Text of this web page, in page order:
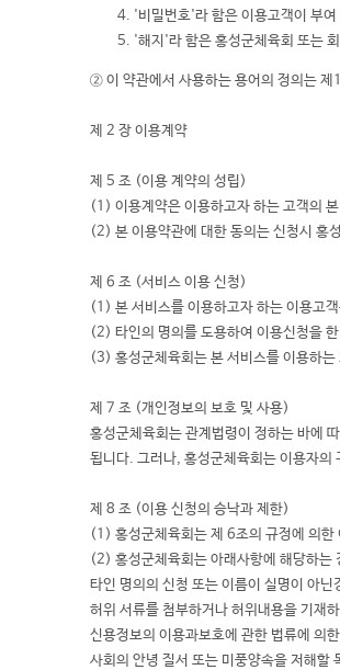
'비밀번호'라 함은 이용고객이 부
'해지'라 함은 홍성군체육회 또는
② 이 약관에서 사용하는 용어의 정의는 제
제 2 장 이용계약
제 5 조 (이용 계약의 성립)
(1) 이용계약은 이용하고자 하는 고객의
(2) 본 이용약관에 대한 동의는 신청시 홍
제 6 조 (서비스 이용 신청)
(1) 본 서비스를 이용하고자 하는 이용고
(2) 타인의 명의를 도용하여 이용신청을
(3) 홍성군체육회는 본 서비스를 이용하
제 7 조 (개인정보의 보호 및 사용)
홍성군체육회는 관계법령이 정하는 바에
됩니다. 그러나, 홍성군체육회는 이용자의
제 8 조 (이용 신청의 승낙과 제한)
(1) 홍성군체육회는 제 6조의 규정에 의한
(2) 홍성군체육회는 아래사항에 해당하는
타인 명의의 신청 또는 이름이 실명이 아닌
허위 서류를 첨부하거나 허위내용을 기재
신용정보의 이용과보호에 관한 법류에 의
사회의 안녕 질서 또는 미풍양속을 저해할